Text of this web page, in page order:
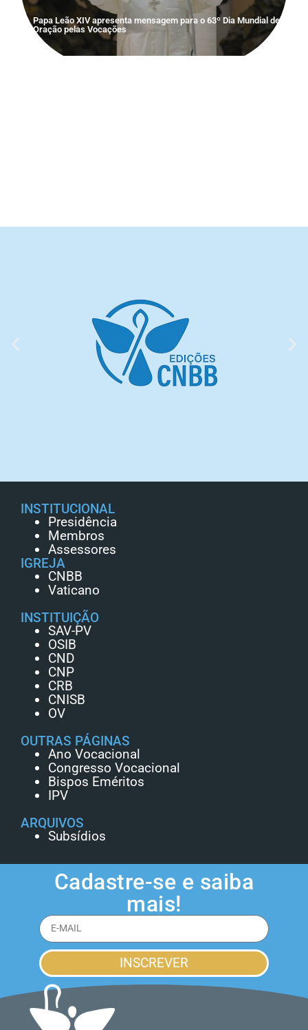
Papa Leão XIV apresenta mensagem para o 63º Dia Mundial de
Oração pelas Vocações
INSTITUCIONAL
Presidência
Membros
Assessores
IGREJA
CNBB
Vaticano
INSTITUIÇÃO
SAV-PV
OSIB
CND
CNP
CRB
CNISB
OV
OUTRAS PÁGINAS
Ano Vocacional
Congresso Vocacional
Bispos Eméritos
IPV
ARQUIVOS
Subsídios
Cadastre-se e saiba
mais!
INSCREVER